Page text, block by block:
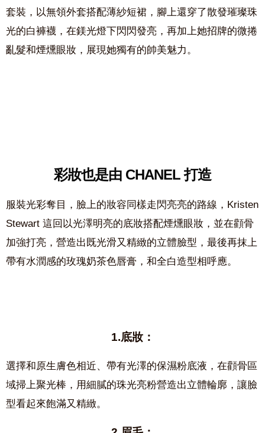
套裝，以無領外套搭配薄紗短裙，腳上還穿了散發璀璨珠
光的白褲襪，在鎂光燈下閃閃發亮，再加上她招牌的微捲
亂髮和煙燻眼妝，展現她獨有的帥美魅力。
彩妝也是由 CHANEL 打造
服裝光彩奪目，臉上的妝容同樣走閃亮亮的路線，Kristen
Stewart 這回以光澤明亮的底妝搭配煙燻眼妝，並在顴骨
加強打亮，營造出既光滑又精緻的立體臉型，最後再抹上
帶有水潤感的玫瑰奶茶色唇膏，和全白造型相呼應。
1.底妝：
選擇和原生膚色相近、帶有光澤的保濕粉底液，在顴骨區
域掃上聚光棒，用細膩的珠光亮粉營造出立體輪廓，讓臉
型看起來飽滿又精緻。